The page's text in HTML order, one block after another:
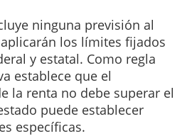
ninguna previsión al
los límites fijados
y estatal. Como regla
establece que el
la renta no debe superar el
puede establecer
específicas.